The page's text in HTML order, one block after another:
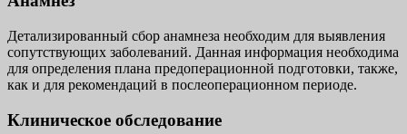
Детализированный сбор анамнеза необходим для выявления
сопутствующих заболеваний. Данная информация необходима
для определения плана предоперационной подготовки, также,
как и для рекомендаций в послеоперационном периоде.
Клиническое обследование